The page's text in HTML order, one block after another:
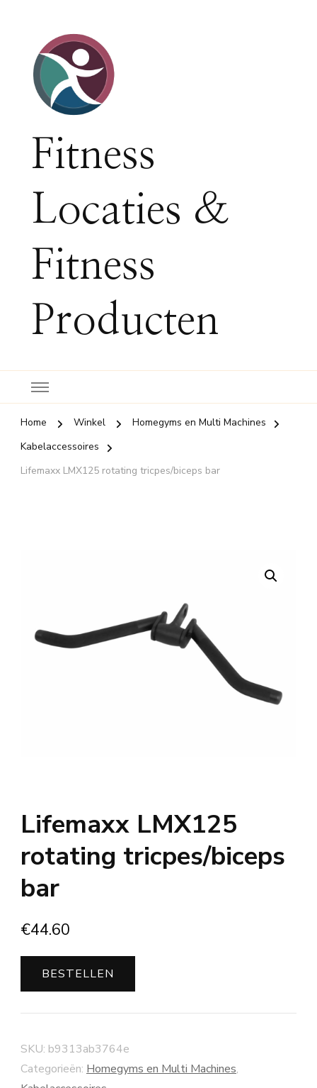
Fitness
Locaties &
Fitness
Producten
Home Winkel
Homegyms en Multi Machines
Kabelaccessoires
Lifemaxx LMX125 rotating tricpes/biceps bar
Lifemaxx LMX125
rotating tricpes/biceps
bar
€44.60
BESTELLEN
SKU: b9313ab3764e
Categorieën: Homegyms en Multi Machines,